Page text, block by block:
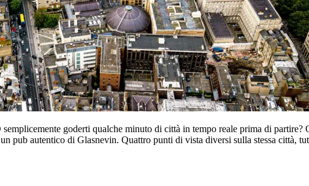
semplicemente goderti qualche minuto di città in tempo reale prima di
pub autentico di Glasnevin. Quattro punti di vista diversi sulla stessa città,